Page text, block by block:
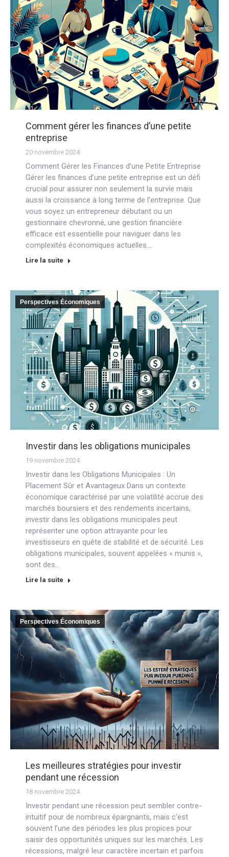
Comment gérer les finances dʼune petite
entreprise
20 novembre 2024
Comment Gérer les Finances d’une Petite Entreprise
Gérer les finances d’une petite entreprise est un défi
crucial pour assurer non seulement la survie mais
aussi la croissance à long terme de l’entreprise. Que
vous soyez un entrepreneur débutant ou un
gestionnaire chevronné, une gestion financière
efficace est essentielle pour naviguer dans les
complexités économiques actuelles.…
Lire la suite
Perspectives Économiques
Investir dans les obligations municipales
19 novembre 2024
Investir dans les Obligations Municipales : Un
Placement Sûr et Avantageux Dans un contexte
économique caractérisé par une volatilité accrue des
marchés boursiers et des rendements incertains,
investir dans les obligations municipales peut
représenter une option attrayante pour les
investisseurs en quête de stabilité et de sécurité. Les
obligations municipales, souvent appelées « munis »,
sont des…
Lire la suite
Perspectives Économiques
Les meilleures stratégies pour investir
pendant une récession
18 novembre 2024
Investir pendant une récession peut sembler contre-
intuitif pour de nombreux épargnants, mais c’est
souvent l’une des périodes les plus propices pour
saisir des opportunités uniques sur les marchés. Les
récessions, malgré leur caractère incertain et parfois